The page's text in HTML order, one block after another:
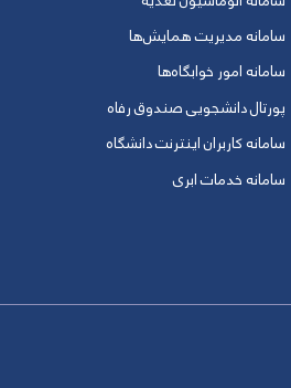
سامانه مدیریت همایش‌ها
سامانه امور خوابگاه‌ها
پورتال دانشجویی صندوق رفاه
سامانه کاربران اینترنت دانشگاه
سامانه خدمات ابری